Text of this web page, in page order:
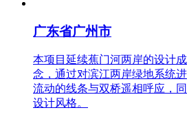
广东省广州市
本项目延续蕉门河两岸的设计
念，通过对滨江两岸绿地系统
流动的线条与双桥遥相呼应，
设计风格。